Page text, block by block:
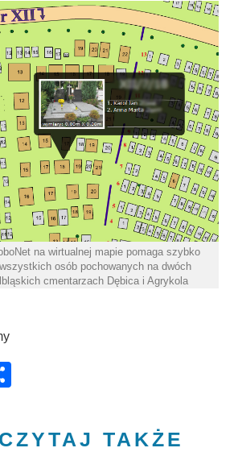
na wirtualnej mapie pomaga szybko
osób pochowanych na dwóch
cmentarzach Dębica i Agrykola
TAKŻE